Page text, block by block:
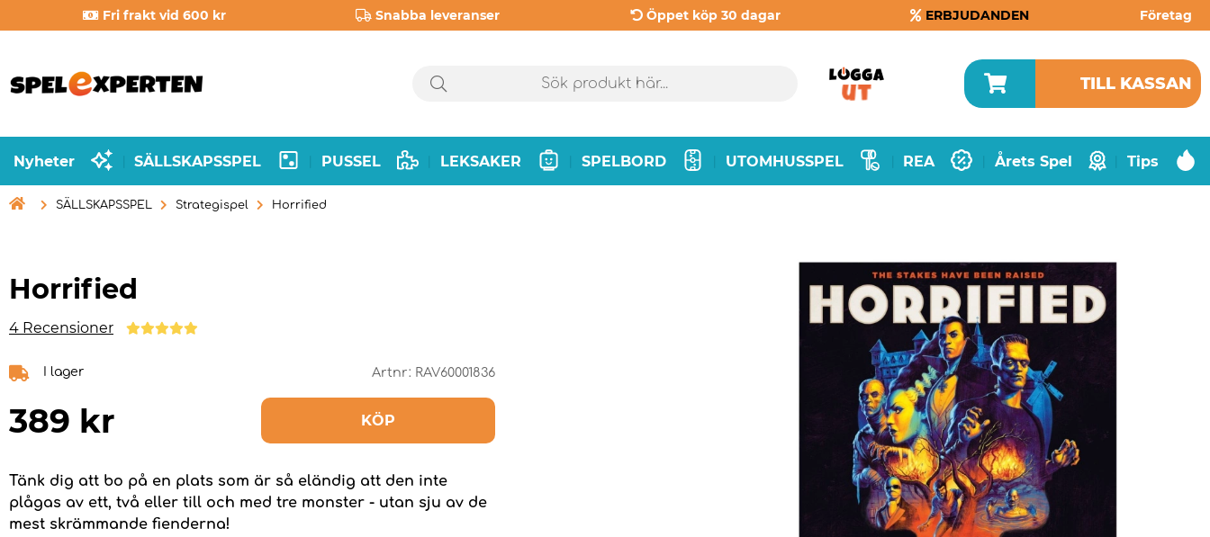
Fri frakt vid 600 kr Snabba leveranser Öppet köp 30 dagar ERBJUDANDEN Företag
TILL KASSAN
Nyheter SÄLLSKAPSSPEL PUSSEL LEKSAKER SPELBORD UTOMHUSSPEL REA Årets Spel Tips
 SÄLLSKAPSSPEL Strategispel Horrified
Horrified
4 Recensioner
I lager Artnr: RAV60001836
389 kr KÖP
Tänk dig att bo på en plats som är så eländig att den inte
plågas av ett, två eller till och med tre monster - utan sju av de
mest skrämmande fienderna!